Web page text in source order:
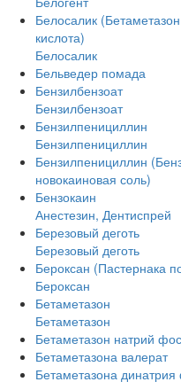
Белосалик
кислота)
Белосалик
Бельведер помада
Бензилбензоат
Бензилбензоат
Бензилпенициллин
Бензилпенициллин
Бензилпенициллин
новокаиновая соль)
Бензокаин
Анестезин, Дентиспрей
Березовый деготь
Березовый деготь
Бероксан (Пастернака
Бероксан
Бетаметазон
Бетаметазон
Бетаметазон натрий
Бетаметазона валерат
Бетаметазона